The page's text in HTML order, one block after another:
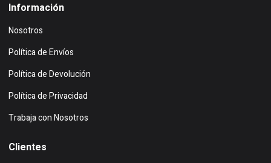
Información
Nosotros
Política de Envíos
Política de Devolución
Política de Privacidad
Trabaja con Nosotros
Clientes